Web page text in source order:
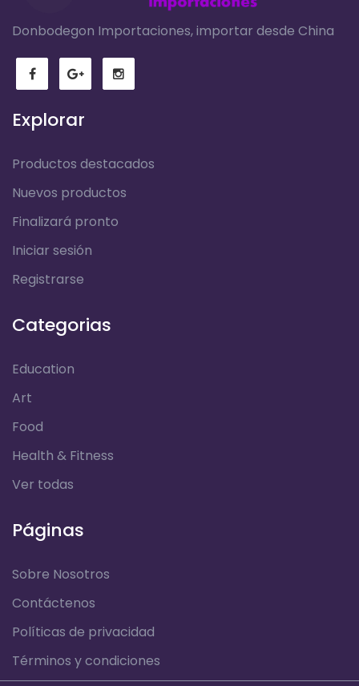
Donbodegon Importaciones, importar desde China
Explorar
Productos destacados
Nuevos productos
Finalizará pronto
Iniciar sesión
Registrarse
Categorias
Education
Art
Food
Health & Fitness
Ver todas
Páginas
Sobre Nosotros
Contáctenos
Políticas de privacidad
Términos y condiciones